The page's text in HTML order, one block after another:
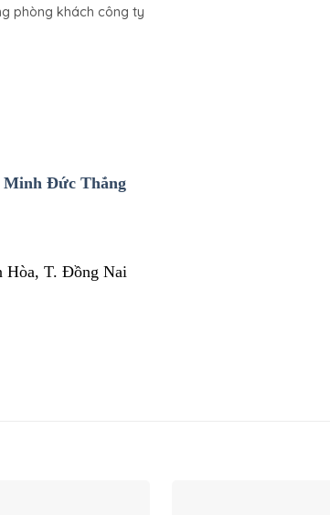
phòng khách công ty
Minh Đức Thắng
Hòa, T. Đồng Nai